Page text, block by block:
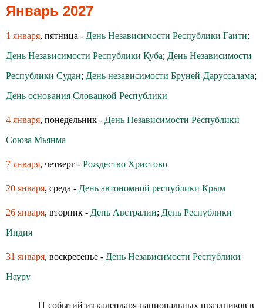
Январь 2027
1 января, пятница - День Независимости Республики Гаити;
День Независимости Республики Куба; День Независимости
Республики Судан; День независимости Бруней-Даруссалама;
День основания Словацкой Республики
4 января, понедельник - День Независимости Республики
Союза Мьянма
7 января, четверг - Рождество Христово
20 января, среда - День автономной республики Крым
26 января, вторник - День Австралии; День Республики
Индия
31 января, воскресенье - День Независимости Республики
Науру
11 событий из календаря национальных праздников в